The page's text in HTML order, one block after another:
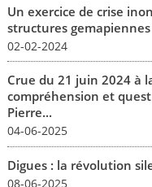
Un exercice de crise
structures gemapiennes
02-02-2024
Crue du 21 juin 2024 à
compréhension et
Pierre...
04-06-2025
Digues : la révolution
08-06-2025